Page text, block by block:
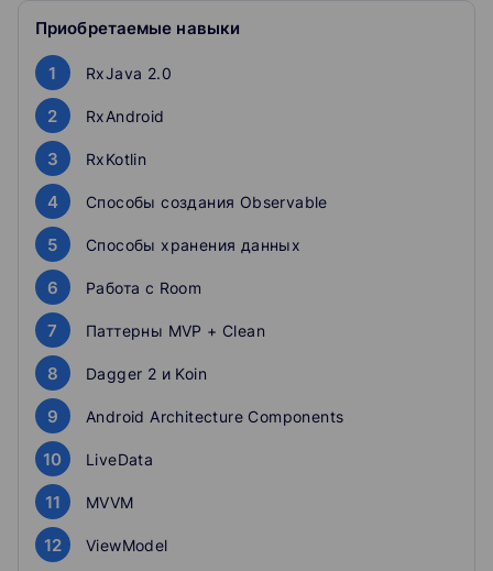
Рекомендации от эксперта
2 онлайн-консультации
Code review
Внимание
Для оплаты и начала обучения
курса.
Приобретаемые навыки
1 RxJava 2.0
2 RxAndroid
3 RxKotlin
4 Способы создания Observable
5 Способы хранения данных
6 Работа с Room
7 Паттерны MVP + Clean
8 Dagger 2 и Koin
9 Android Architecture Components
10 LiveData
11 MVVM
12 ViewModel